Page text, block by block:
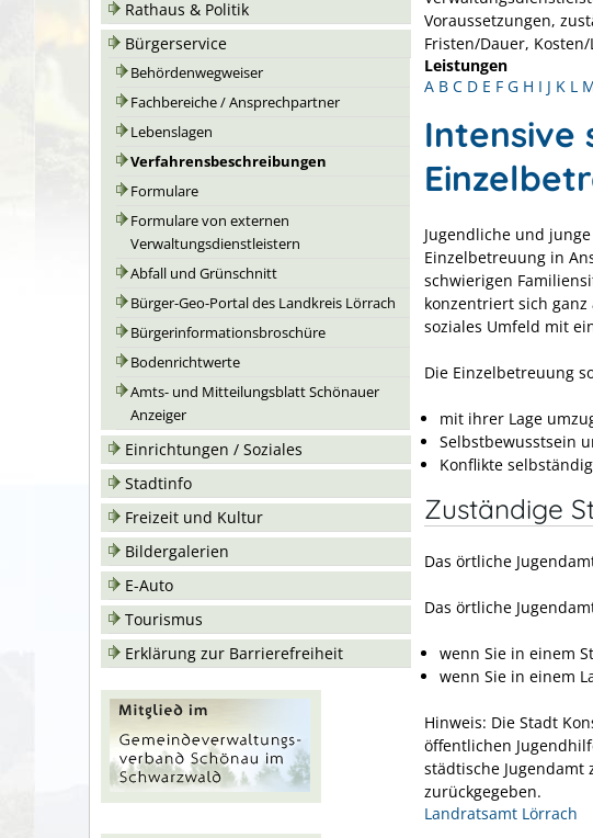
Rathaus & Politik
Bürgerservice
Behördenwegweiser
Fachbereiche / Ansprechpartner
Lebenslagen
Verfahrensbeschreibungen
Formulare
Formulare von externen
Verwaltungsdienstleistern
Abfall und Grünschnitt
Bürger-Geo-Portal des Landkreis Lörrach
Bürgerinformationsbroschüre
Bodenrichtwerte
Amts- und Mitteilungsblatt Schönauer
Anzeiger
Einrichtungen / Soziales
Stadtinfo
Freizeit und Kultur
Bildergalerien
E-Auto
Tourismus
Erklärung zur Barrierefreiheit
Voraussetzungen,
Fristen/Dauer,
Leistungen
A B C D E F G H I J K L
Intensive
Jugendliche und
Einzelbetreuung in
schwierigen
konzentriert sich
soziales Umfeld mit
Die Einzelbetreuung
mit ihrer Lage
Selbstbewusstsein
Konflikte
Zuständige
Das örtliche
Das örtliche
wenn Sie in einem
wenn Sie in einem
Hinweis: Die Stadt
öffentlichen
städtische Jugendamt
zurückgegeben.
Landratsamt Lörrach